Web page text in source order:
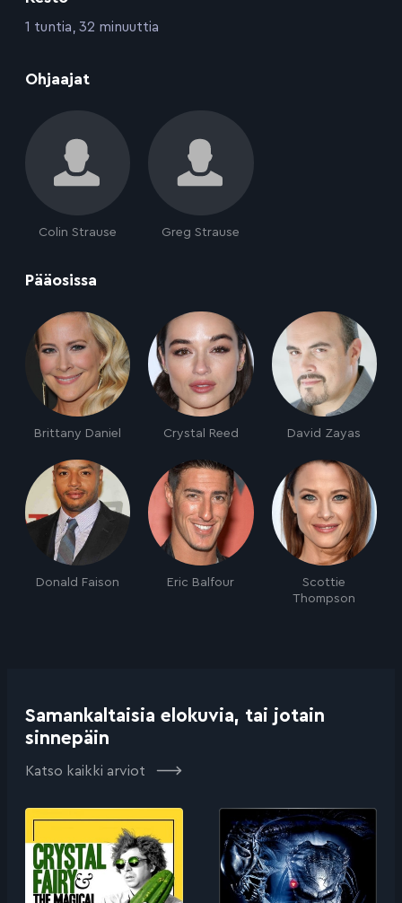
:1 tuntia, 32 minuuttia
Ohjaajat
Colin Strause Greg Strause
Pääosissa
Brittany Daniel Crystal Reed David Zayas
Donald Faison Eric Balfour
Scottie
Thompson
Samankaltaisia elokuvia, tai jotain
sinnepäin
Katso kaikki arviot